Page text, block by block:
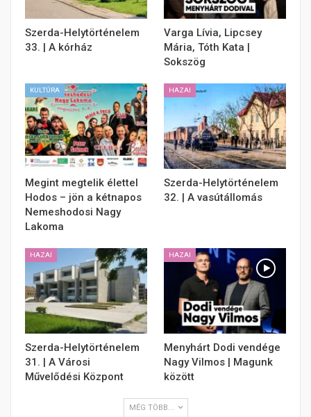
Szerda-Helytörténelem
33. | A kórház
Varga Lívia, Lipcsey
Mária, Tóth Kata |
Sokszög
KULTÚRA
Megint megtelik élettel
Hodos – jön a kétnapos
Nemeshodosi Nagy
Lakoma
HAZAI
Szerda-Helytörténelem
32. | A vasútállomás
HAZAI
Szerda-Helytörténelem
31. | A Városi
Művelődési Központ
HAZAI
Menyhárt Dodi vendége
Nagy Vilmos | Magunk
között
MÉG TÖBB...